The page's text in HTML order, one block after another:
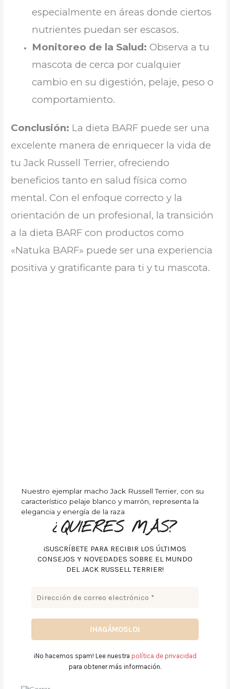
especialmente en áreas donde ciertos
nutrientes puedan ser escasos.
Monitoreo de la Salud: Observa a tu
mascota de cerca por cualquier
cambio en su digestión, pelaje, peso o
comportamiento.
Conclusión: La dieta BARF puede ser una
excelente manera de enriquecer la vida de
tu Jack Russell Terrier, ofreciendo
beneficios tanto en salud física como
mental. Con el enfoque correcto y la
orientación de un profesional, la transición
a la dieta BARF con productos como
«Natuka BARF» puede ser una experiencia
positiva y gratificante para ti y tu mascota.
Nuestro ejemplar macho Jack Russell Terrier, con su
característico pelaje blanco y marrón, representa la
elegancia y energía de la raza
¿QUIERES MÁS?
¡SUSCRÍBETE PARA RECIBIR LOS ÚLTIMOS
CONSEJOS Y NOVEDADES SOBRE EL MUNDO
DEL JACK RUSSELL TERRIER!
¡No hacemos spam! Lee nuestra política de privacidad
para obtener más información.